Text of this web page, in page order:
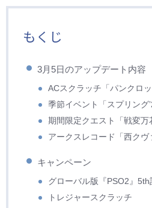
もくじ
3月5日のアップデート内容
ACスクラッチ「パンクロッ
季節イベント「スプリング
期間限定クエスト「戦変万
アークスレコード「西クヴ
キャンペーン
グローバル版『PSO2』5th
トレジャースクラッチ